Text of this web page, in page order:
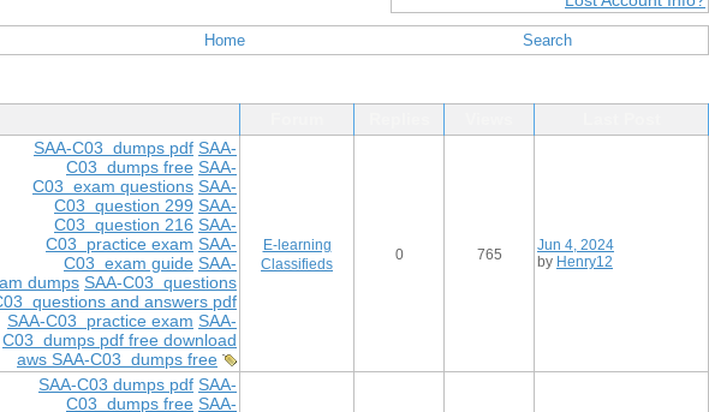
Home Search
SAA-C03 dumps pdf SAA-
C03 dumps free SAA-
C03 exam questions SAA-
C03 question 299 SAA-
C03 question 216 SAA-
C03 practice exam SAA-
C03 exam guide SAA-
dumps SAA-C03 questions
questions and answers pdf
SAA-C03 practice exam SAA-
C03 dumps pdf free download
aws SAA-C03 dumps free
E-learning
Classifieds
0 765
Jun 4, 2024
by Henry12
SAA-C03 dumps pdf SAA-
C03 dumps free SAA-